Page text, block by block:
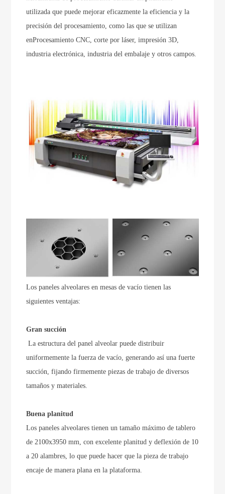
utilizada que puede mejorar eficazmente la eficiencia y la
precisión del procesamiento, como las que se utilizan
enProcesamiento CNC, corte por láser, impresión 3D,
industria electrónica, industria del embalaje y otros campos.
Los paneles alveolares en mesas de vacío tienen las
siguientes ventajas:
Gran succión
La estructura del panel alveolar puede distribuir
uniformemente la fuerza de vacío, generando así una fuerte
succión, fijando firmemente piezas de trabajo de diversos
tamaños y materiales.
Buena planitud
Los paneles alveolares tienen un tamaño máximo de tablero
de 2100x3950 mm, con excelente planitud y deflexión de 10
a 20 alambres, lo que puede hacer que la pieza de trabajo
encaje de manera plana en la plataforma.